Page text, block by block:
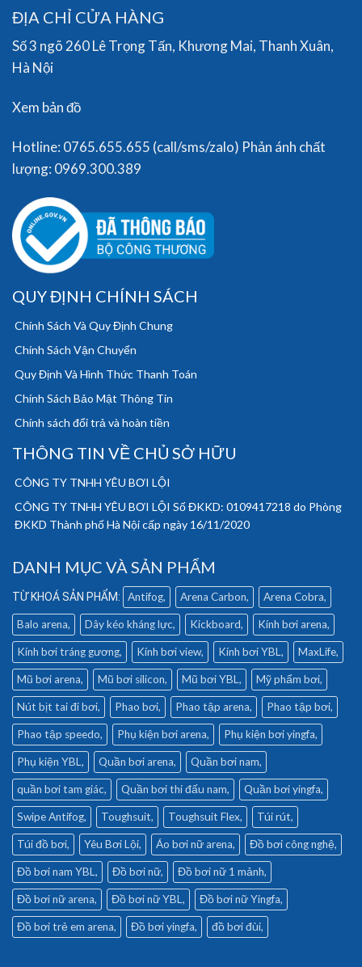
ĐỊA CHỈ CỬA HÀNG
Số 3 ngõ 260 Lê Trọng Tấn, Khương Mai, Thanh Xuân,
Hà Nội
Xem bản đồ
Hotline: 0765.655.655 (call/sms/zalo) Phản ánh chất
lượng: 0969.300.389
QUY ĐỊNH CHÍNH SÁCH
Chính Sách Và Quy Định Chung
Chính Sách Vận Chuyển
Quy Định Và Hình Thức Thanh Toán
Chính Sách Bảo Mật Thông Tin
Chính sách đổi trả và hoàn tiền
THÔNG TIN VỀ CHỦ SỞ HỮU
CÔNG TY TNHH YÊU BƠI LỘI
CÔNG TY TNHH YÊU BƠI LỘI Số ĐKKD: 0109417218 do Phòng
ĐKKD Thành phố Hà Nội cấp ngày 16/11/2020
DANH MỤC VÀ SẢN PHẨM
Antifog Arena Carbon Arena Cobra
Balo arena Dây kéo kháng lực Kickboard Kính bơi arena
Kính bơi tráng gương Kính bơi view Kính bơi YBL MaxLife
Mũ bơi arena Mũ bơi silicon Mũ bơi YBL Mỹ phẩm bơi
Nút bịt tai đi bơi Phao bơi Phao tập arena Phao tập bơi
Phao tập speedo Phụ kiện bơi arena Phụ kiện bơi yingfa
Phụ kiện YBL Quần bơi arena Quần bơi nam
quần bơi tam giác Quần bơi thi đấu nam Quần bơi yingfa
Swipe Antifog Toughsuit Toughsuit Flex Túi rút
Túi đồ bơi Yêu Bơi Lội Áo bơi nữ arena Đồ bơi công nghệ
Đồ bơi nam YBL Đồ bơi nữ Đồ bơi nữ 1 mảnh
Đồ bơi nữ arena Đồ bơi nữ YBL Đồ bơi nữ Yingfa
Đồ bơi trẻ em arena Đồ bơi yingfa đồ bơi đùi